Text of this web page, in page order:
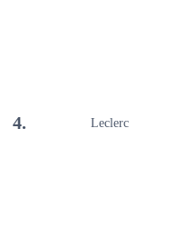
4. Leclerc